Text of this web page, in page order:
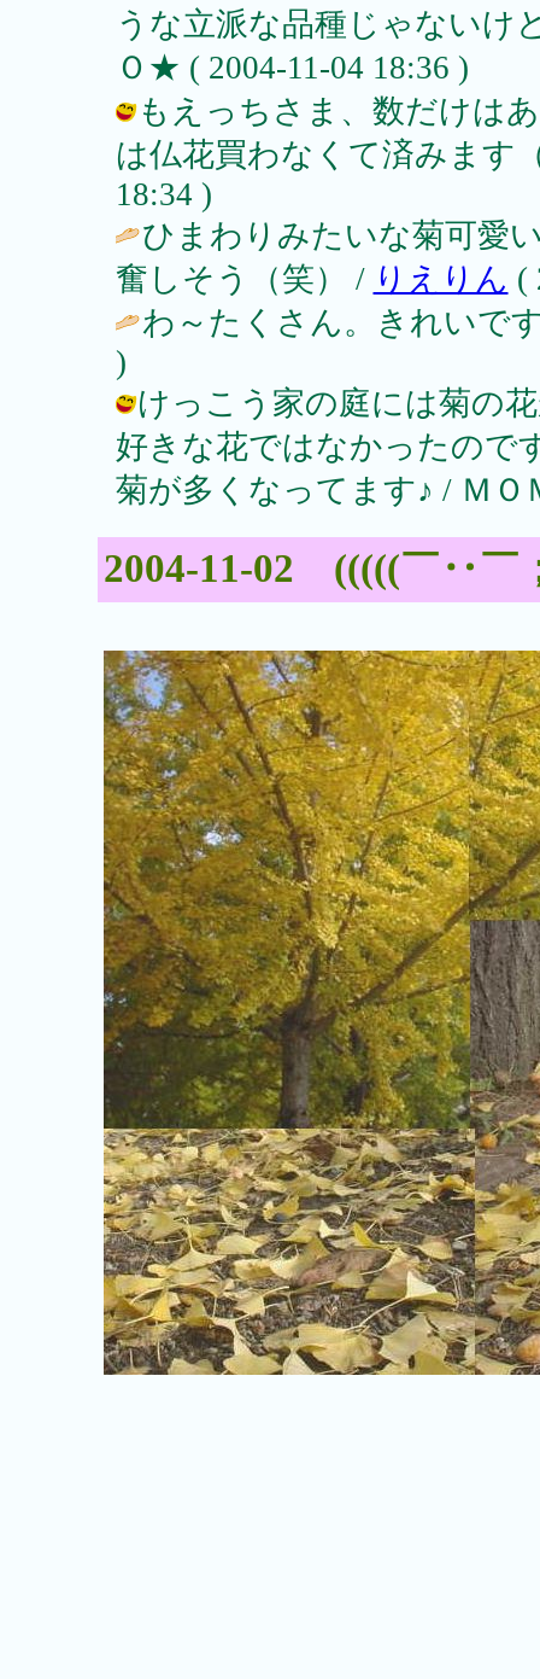
うな立派な品種じゃないけ
Ｏ★ ( 2004-11-04 18:36 )
もえっちさま、数だけは
は仏花買わなくて済みます
18:34 )
ひまわりみたいな菊可愛
奮しそう（笑） / りえりん (
わ～たくさん。きれいで
)
けっこう家の庭には菊の
好きな花ではなかったので
菊が多くなってます♪ / ＭＯ
2004-11-02 (((((￣‥￣